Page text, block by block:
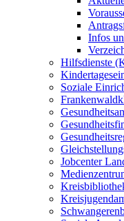
Infos
Hilfsdienste
Soziale
Jobcenter